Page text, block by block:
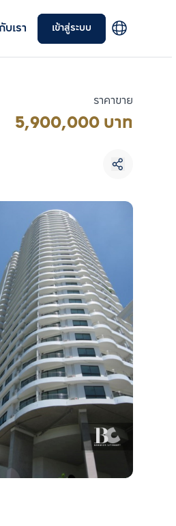
เรา เข้าสู่ระบบ
ราคาขาย
5,900,000 บาท